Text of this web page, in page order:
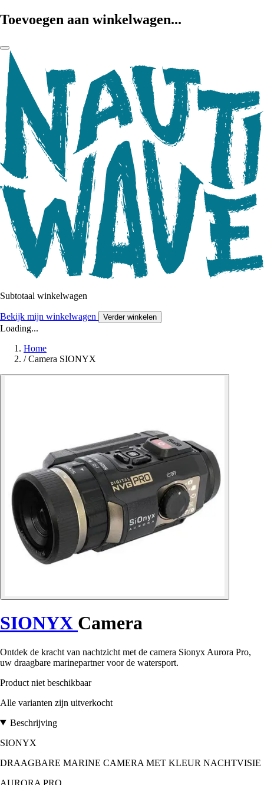
Toevoegen aan winkelwagen...
Subtotaal winkelwagen
Bekijk mijn winkelwagen Verder winkelen
Loading...
Home
/ Camera SIONYX
SIONYX Camera
Ontdek de kracht van nachtzicht met de camera Sionyx Aurora Pro,
uw draagbare marinepartner voor de watersport.
Product niet beschikbaar
Alle varianten zijn uitverkocht
Beschrijving
SIONYX
DRAAGBARE MARINE CAMERA MET KLEUR NACHTVISIE
AURORA PRO